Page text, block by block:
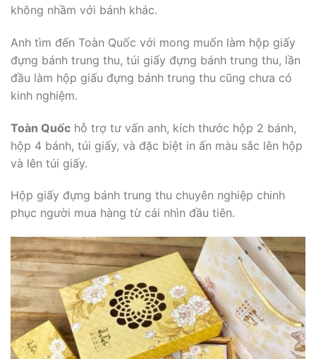
không nhầm với bánh khác.
Anh tìm đến Toàn Quốc với mong muốn làm hộp giấy
đựng bánh trung thu, túi giấy đựng bánh trung thu, lần
đầu làm hộp giấu đựng bánh trung thu cũng chưa có
kinh nghiệm.
Toàn Quốc hỗ trợ tư vấn anh, kích thước hộp 2 bánh,
hộp 4 bánh, túi giấy, và đặc biệt in ấn màu sắc lên hộp
và lên túi giấy.
Hộp giấy đựng bánh trung thu chuyên nghiệp chinh
phục người mua hàng từ cái nhìn đầu tiên.